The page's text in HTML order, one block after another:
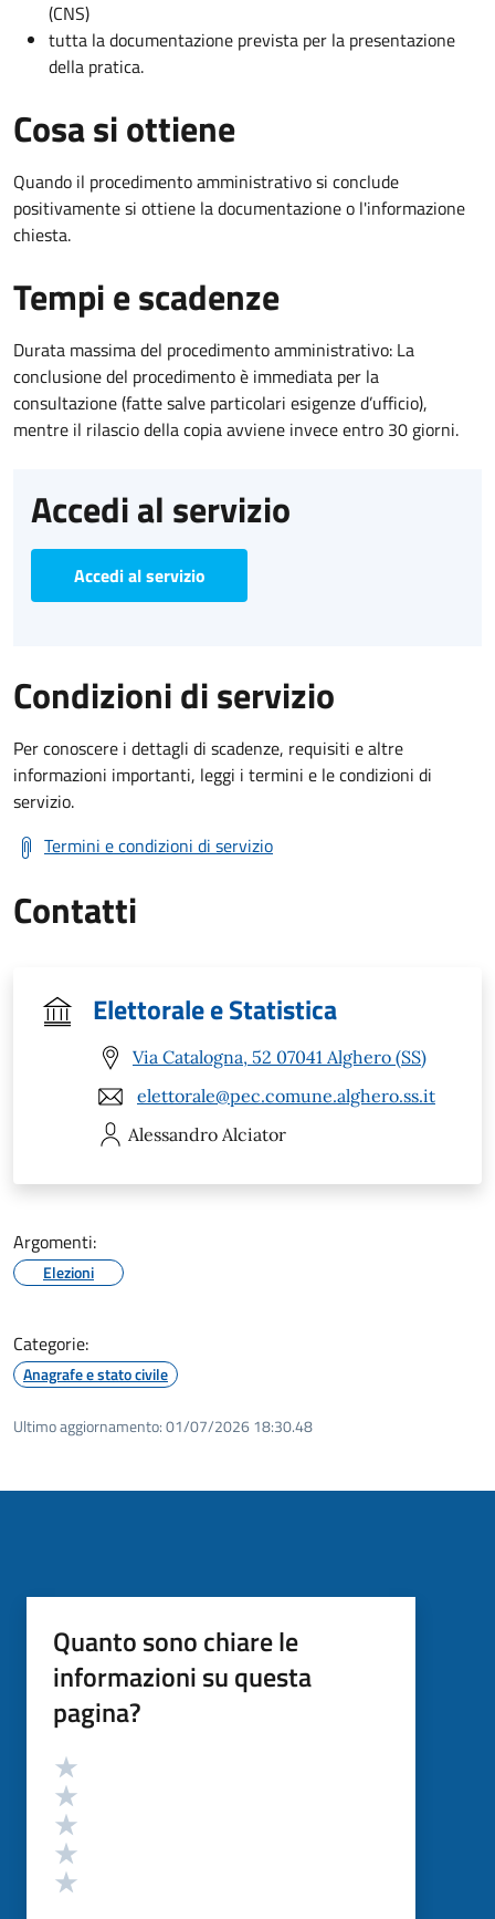
(CNS)
tutta la documentazione prevista per la presentazione
della pratica.
Cosa si ottiene
Quando il procedimento amministrativo si conclude
positivamente si ottiene la documentazione o l'informazione
chiesta.
Tempi e scadenze
Durata massima del procedimento amministrativo: La
conclusione del procedimento è immediata per la
consultazione (fatte salve particolari esigenze d’ufficio),
mentre il rilascio della copia avviene invece entro 30 giorni.
Accedi al servizio
Accedi al servizio
Condizioni di servizio
Per conoscere i dettagli di scadenze, requisiti e altre
informazioni importanti, leggi i termini e le condizioni di
servizio.
Termini e condizioni di servizio
Contatti
Elettorale e Statistica
Via Catalogna, 52 07041 Alghero (SS)
elettorale@pec.comune.alghero.ss.it
Alessandro Alciator
Argomenti:
Elezioni
Categorie:
Anagrafe e stato civile
Ultimo aggiornamento:01/07/2026 18:30.48
Quanto sono chiare le
informazioni su questa
pagina?
Valutazione